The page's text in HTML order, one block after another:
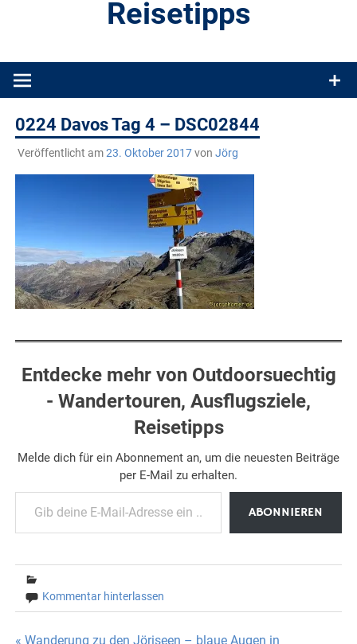
Reisetipps
Produkttests und Buchrezensionen. Ein Blog für alle, die gern
0224 Davos Tag 4 – DSC02844
Veröffentlicht am23. Oktober 2017von Jörg
Entdecke mehr von Outdoorsuechtig
- Wandertouren, Ausflugsziele,
Reisetipps
Melde dich für ein Abonnement an, um die neuesten Beiträge
per E-Mail zu erhalten.
Gib deine E-Mail-Adresse ein ...
ABONNIEREN
Kommentar hinterlassen
« Wanderung zu den Jöriseen – blaue Augen in